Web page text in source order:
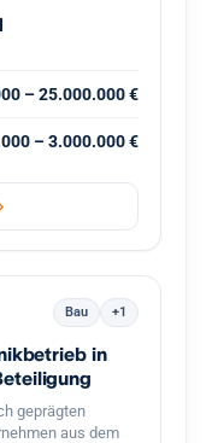
Diskretion ist
– 25.000.000 €
– 3.000.000 €
Bau +1
in
geprägten
aus dem